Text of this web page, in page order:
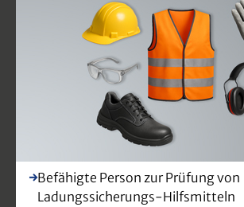
Befähigte Person zur Prüfung von
Ladungssicherungs-Hilfsmitteln